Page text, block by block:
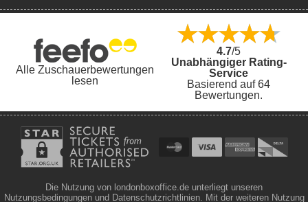
Alle Zuschauerbewertungen
lesen
4.7/5
Unabhängiger Rating-
Service
Basierend auf 64
Bewertungen.
Die Nutzung von londonboxoffice.de unterliegt unseren
Nutzungsbedingungen und Datenschutzrichtlinien. Mit der weiteren Nutzung